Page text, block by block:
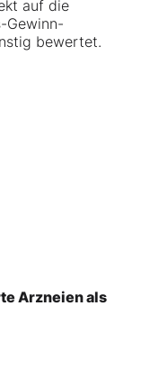
auf die
Gewinn-
bewertet.
Arzneien als